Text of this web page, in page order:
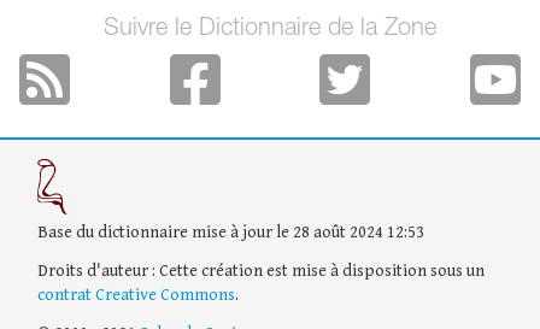
Suivre le Dictionnaire de la Zone
Base du dictionnaire mise à jour le 28 août 2024 12:53
Droits d'auteur : Cette création est mise à disposition sous un
contrat Creative Commons.